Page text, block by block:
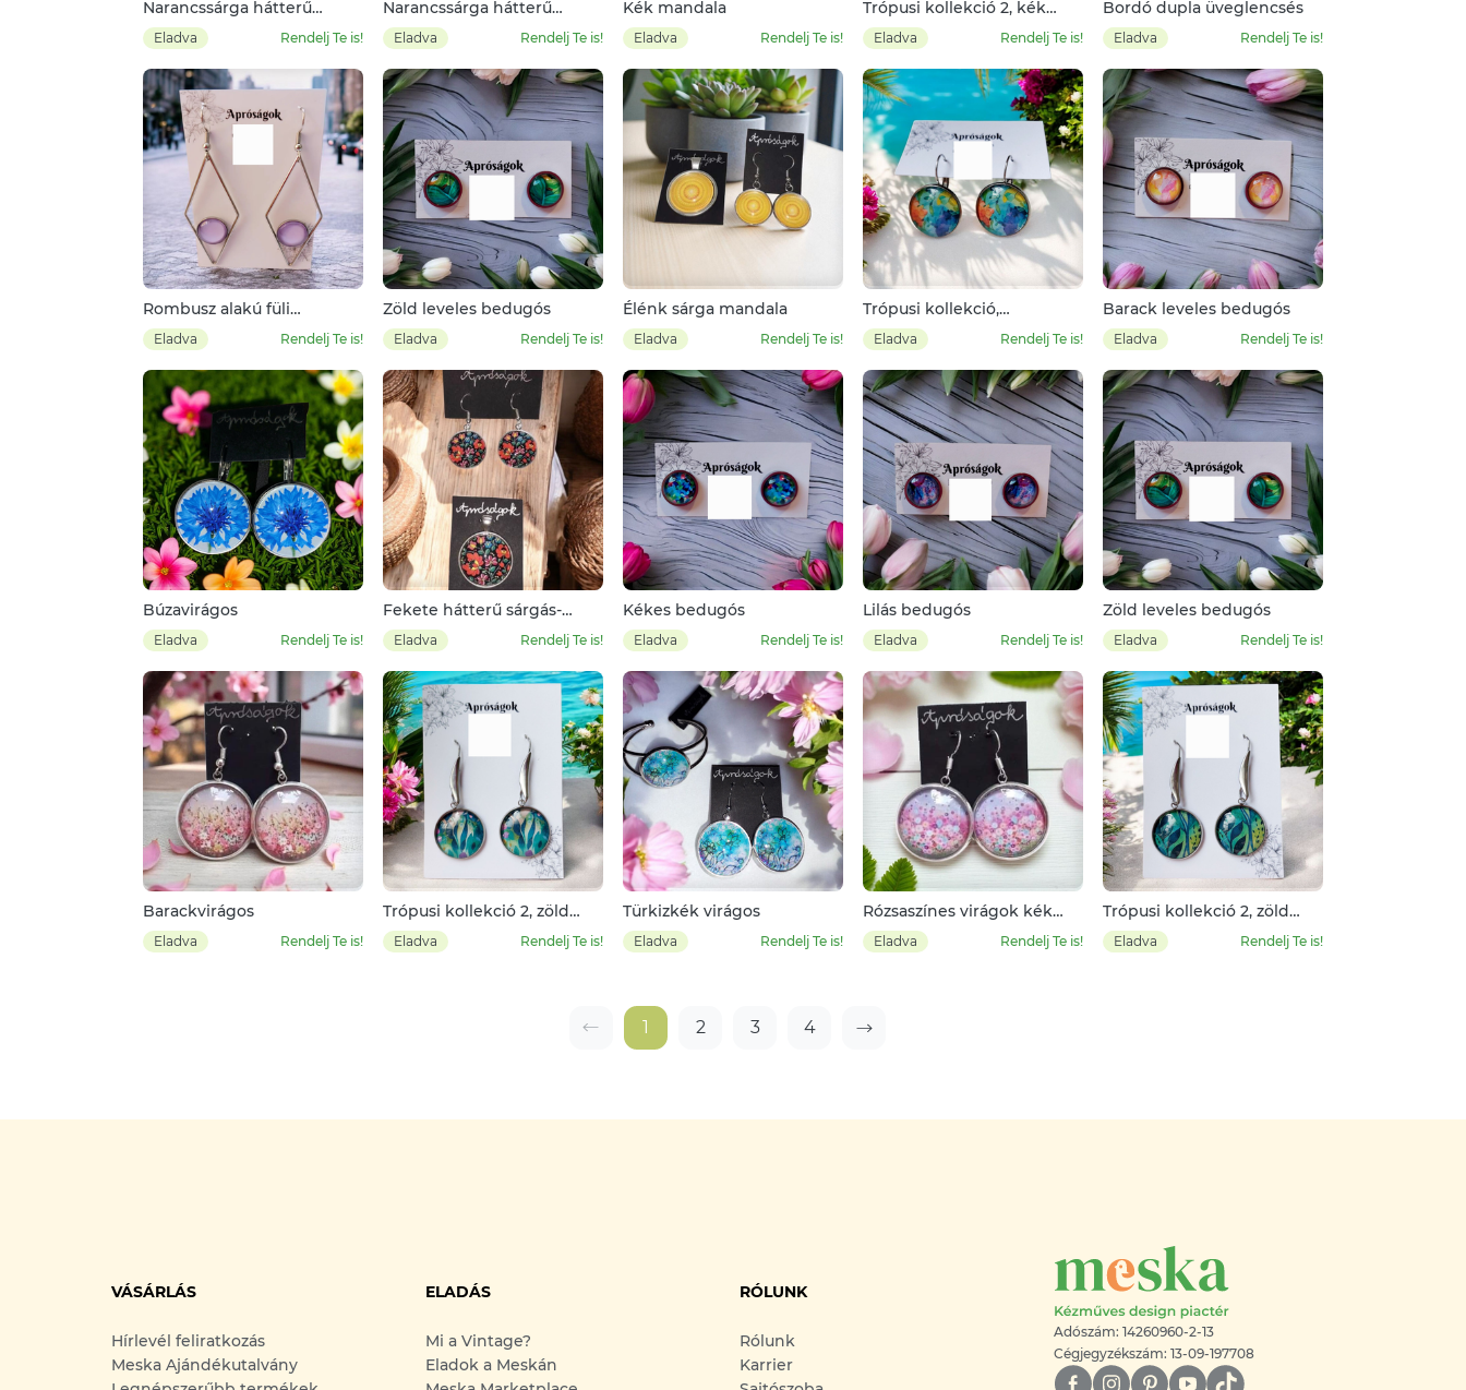
Narancssárga hátterű
fekete szemüveges cica
Eladva Rendelj Te is!
Narancssárga hátterű
szemüveges cica
Eladva Rendelj Te is!
Kék mandala
Eladva Rendelj Te is!
Trópusi kollekció 2, kék
hátterű sárga és rózsaszín
tulipános
Eladva Rendelj Te is!
Bordó dupla üveglencsés
Eladva Rendelj Te is!
Rombusz alakú füli
világoslila üveglencsével
Eladva Rendelj Te is!
Zöld leveles bedugós
Eladva Rendelj Te is!
Élénk sárga mandala
Eladva Rendelj Te is!
Trópusi kollekció,
narancssárga leveles
Eladva Rendelj Te is!
Barack leveles bedugós
Eladva Rendelj Te is!
Búzavirágos
Eladva Rendelj Te is!
Fekete hátterű sárgás-
pirosas-kékes népi
Eladva Rendelj Te is!
Kékes bedugós
Eladva Rendelj Te is!
Lilás bedugós
Eladva Rendelj Te is!
Zöld leveles bedugós
Eladva Rendelj Te is!
Barackvirágos
Eladva Rendelj Te is!
Trópusi kollekció 2, zöld
leveles álom
Eladva Rendelj Te is!
Türkizkék virágos
Eladva Rendelj Te is!
Rózsaszínes virágok kék
háttérrel
Eladva Rendelj Te is!
Trópusi kollekció 2, zöld
leveles
Eladva Rendelj Te is!
1 2 3 4
VÁSÁRLÁS
Hírlevél feliratkozás
Meska Ajándékutalvány
ELADÁS
Mi a Vintage?
Eladok a Meskán
RÓLUNK
Rólunk
Karrier
Adószám: 14260960-2-13
Cégjegyzékszám: 13-09-197708